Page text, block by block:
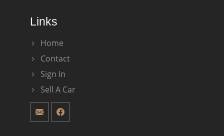
Links
Home
Contact
Sign In
Sell A Car